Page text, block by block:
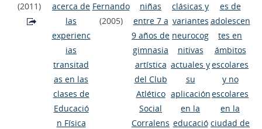
(2011)
acerca de
las
experienc
ias
transitad
as en las
clases de
Educació
n Física
Fernando
(2005)
niñas
entre 7 a
9 años de
gimnasia
artística
del Club
Atlético
Social
Corralens
clásicas y
variantes
neurocog
nitivas
actuales y
su
aplicación
en la
educació
es de
adolescen
tes en
ámbitos
escolares
y no
escolares
en la
ciudad de